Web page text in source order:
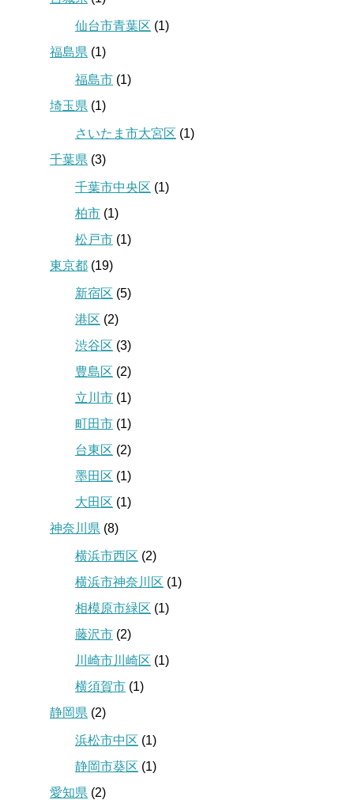
仙台市青葉区 (1)
福島県 (1)
福島市 (1)
埼玉県 (1)
さいたま市大宮区 (1)
千葉県 (3)
千葉市中央区 (1)
柏市 (1)
松戸市 (1)
東京都 (19)
新宿区 (5)
港区 (2)
渋谷区 (3)
豊島区 (2)
立川市 (1)
町田市 (1)
台東区 (2)
墨田区 (1)
大田区 (1)
神奈川県 (8)
横浜市西区 (2)
横浜市神奈川区 (1)
相模原市緑区 (1)
藤沢市 (2)
川崎市川崎区 (1)
横須賀市 (1)
静岡県 (2)
浜松市中区 (1)
静岡市葵区 (1)
愛知県 (2)